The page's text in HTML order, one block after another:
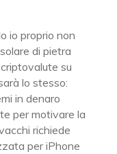
io proprio non
di pietra
su
lo stesso:
in denaro
per motivare la
richiede
per iPhone